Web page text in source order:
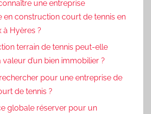
une entreprise
en construction court de tennis en
Hyères ?
terrain de tennis peut-elle
d’un bien immobilier ?
pour une entreprise de
de tennis ?
globale réserver pour un